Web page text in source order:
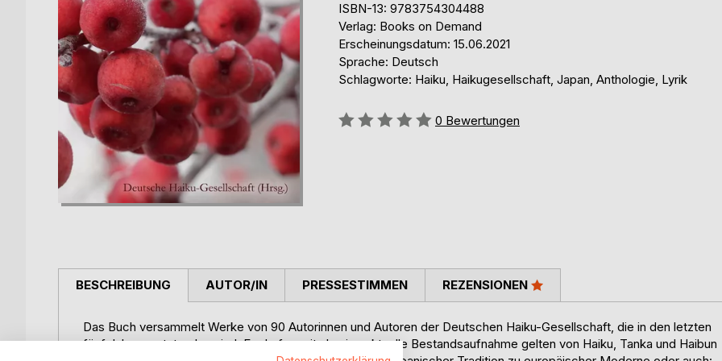
ISBN-13: 9783754304488
Verlag: Books on Demand
Erscheinungsdatum: 15.06.2021
Sprache: Deutsch
Schlagworte: Haiku, Haikugesellschaft, Japan, Anthologie, Lyrik
Bewertung::
0 Bewertungen
BESCHREIBUNG
Das Buch versammelt Werke von 90 Autorinnen und Autoren der Deutschen Haiku-Gesellschaft, die in den letzten
fünf Jahren entstanden sind. Es darf somit als eine aktuelle Bestandsaufnahme gelten von Haiku, Tanka und Haibun
AUTOR/IN PRESSESTIMMEN REZENSIONEN